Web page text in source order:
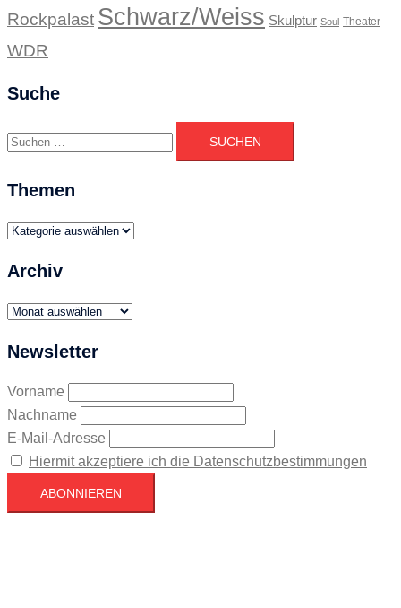
Rockpalast Schwarz/Weiss Skulptur Soul Theater
WDR
Suche
Suchen
nach:
Themen
Themen
Archiv
Archiv
Newsletter
Vorname
Nachname
E-Mail-Adresse
Hiermit akzeptiere ich die Datenschutzbestimmungen